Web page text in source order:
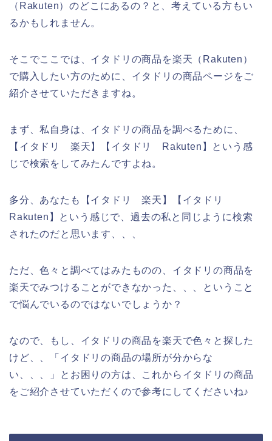
（Rakuten）のどこにあるの？と、考えている方もい
るかもしれません。
そこでここでは、イタドリの商品を楽天（Rakuten）
で購入したい方のために、イタドリの商品ページをご
紹介させていただきますね。
まず、私自身は、イタドリの商品を調べるために、
【イタドリ 楽天】【イタドリ Rakuten】という感
じで検索をしてみたんですよね。
多分、あなたも【イタドリ 楽天】【イタドリ
Rakuten】という感じで、過去の私と同じように検索
されたのだと思います、、、
ただ、色々と調べてはみたものの、イタドリの商品を
楽天でみつけることができなかった、、、ということ
で悩んでいるのではないでしょうか？
なので、もし、イタドリの商品を楽天で色々と探した
けど、、「イタドリの商品の場所が分からな
い、、、」とお困りの方は、これからイタドリの商品
をご紹介させていただくので参考にしてくださいね♪